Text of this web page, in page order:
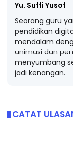
Yu. Suffi Yusof
Seorang guru
pendidikan
mendalam
animasi dan
menyumbang
jadi kenangan.
CATAT